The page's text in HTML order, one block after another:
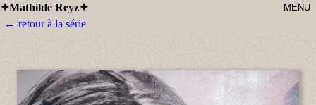
✦Mathilde Reyz✦ MENU
← retour à la série